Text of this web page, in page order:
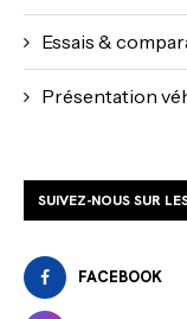
Essais &
Présentation
SUIVEZ-NOUS SUR
FACEBOOK